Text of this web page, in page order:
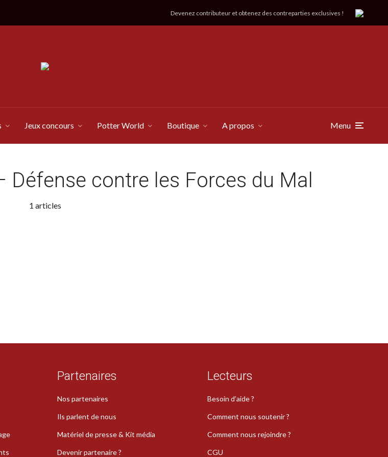
Devenez contributeur et obtenez des contreparties exclusives !
Jeux concours Potter World Boutique A propos Menu
Défense contre les Forces du Mal
1 articles
Partenaires
Nos partenaires
Ils parlent de nous
Matériel de presse & Kit média
Devenir partenaire ?
Lecteurs
Besoin d’aide ?
Comment nous soutenir ?
Comment nous rejoindre ?
CGU